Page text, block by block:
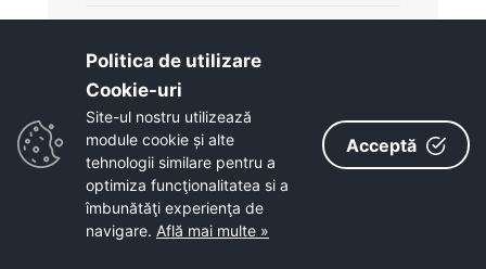
Proces verbal rezultat interviu concurs
14.01.2025
Barem de corectare varianta 1,
concurs 14.01.2025
Proces verbal rezultat proba scrisa
concurs 14.01.2025
Politica de utilizare
Cookie-uri‎
Site-ul nostru utilizează
module cookie și alte
tehnologii similare pentru a
optimiza funcţionalitatea si a
îmbunătăţi experienţa de
navigare. Află mai multe »
Acceptă